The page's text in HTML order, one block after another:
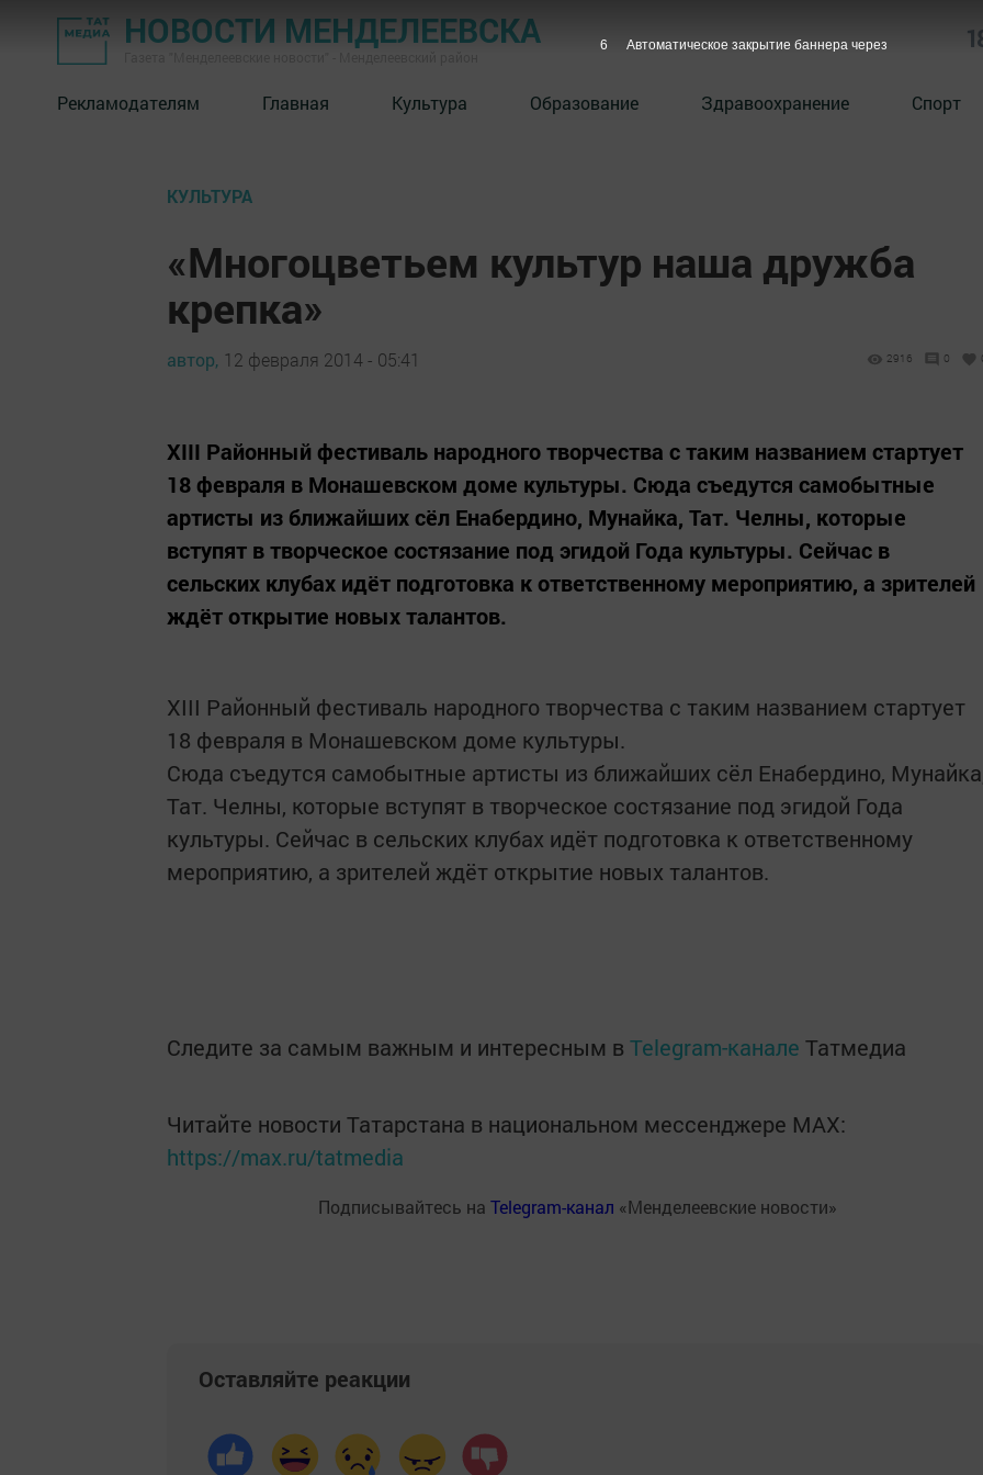
НОВОСТИ МЕНДЕЛЕЕВСКА
Рекламодателям Главная Культура Образование Здравоохранение Спорт
КУЛЬТУРА
«Многоцветьем культур наша дружба
крепка»
автор, 12 февраля 2014 - 05:41 2916 0
XIII Районный фестиваль народного творчества с таким названием стартует
18 февраля в Монашевском доме культуры. Сюда съедутся самобытные
артисты из ближайших сёл Енабердино, Мунайка, Тат. Челны, которые
вступят в творческое состязание под эгидой Года культуры. Сейчас в
сельских клубах идёт подготовка к ответственному мероприятию, а зрителей
ждёт открытие новых талантов.
XIII Районный фестиваль народного творчества с таким названием стартует
18 февраля в Монашевском доме культуры.
Сюда съедутся самобытные артисты из ближайших сёл Енабердино,
Тат. Челны, которые вступят в творческое состязание под эгидой Года
культуры. Сейчас в сельских клубах идёт подготовка к ответственному
мероприятию, а зрителей ждёт открытие новых талантов.
Следите за самым важным и интересным в Telegram-канале Татмедиа
Читайте новости Татарстана в национальном мессенджере MАХ:
https://max.ru/tatmedia
Подписывайтесь на Telegram-канал «Менделеевские новости»
Оставляйте реакции
5 Автоматическое закрытие баннера через